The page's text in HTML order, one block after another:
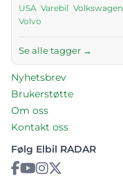
USA Varebil Volkswagen
Volvo
Se alle tagger →
Nyhetsbrev
Brukerstøtte
Om oss
Kontakt oss
Følg Elbil RADAR